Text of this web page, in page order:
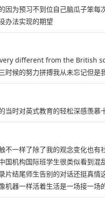
因为预习不到位自己脑瓜子笨
办法实现的期望
different from the British
时候的努力拼搏我从未忘记但
当时对英式教育的轻松深感羡
不一样了除了我的观念变化也
国机构国际班学生很类似看到
片结尾师生告别的对话还挺真
机器一样活着生活是一场接一